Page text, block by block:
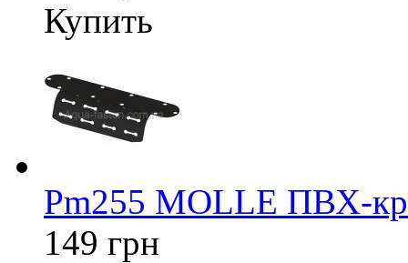
Купить
Pm255 MOLLE ПВХ-
149 грн